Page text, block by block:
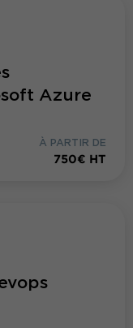
Azure
À PARTIR DE
750€ HT